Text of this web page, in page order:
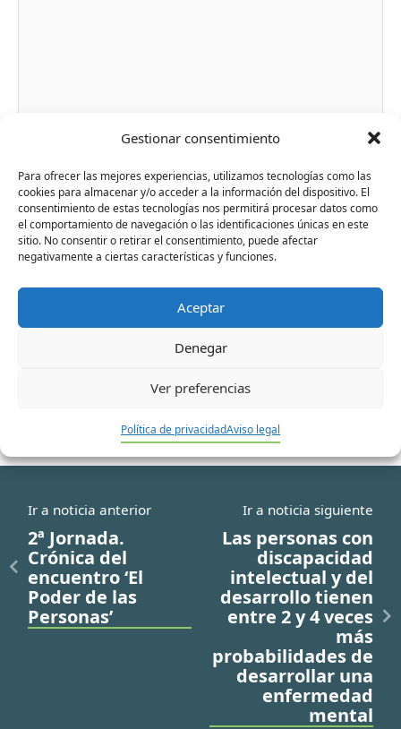
Gestionar consentimiento
Para ofrecer las mejores experiencias, utilizamos tecnologías como las
cookies para almacenar y/o acceder a la información del dispositivo. El
consentimiento de estas tecnologías nos permitirá procesar datos como
el comportamiento de navegación o las identificaciones únicas en este
sitio. No consentir o retirar el consentimiento, puede afectar
negativamente a ciertas características y funciones.
Aceptar
Denegar
Ver preferencias
Política de privacidadAviso legal
Nombre*
Correo
electrónico*
Web
Ir a noticia anterior
2ª Jornada.
Crónica del
encuentro ‘El
Poder de las
Personas’
Ir a noticia siguiente
Las personas con
discapacidad
intelectual y del
desarrollo tienen
entre 2 y 4 veces
más
probabilidades de
desarrollar una
enfermedad
mental